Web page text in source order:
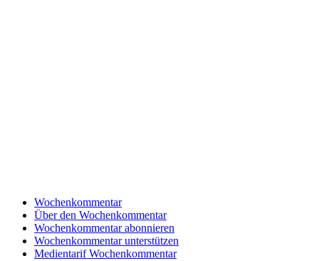
Wochenkommentar
Über den Wochenkommentar
Wochenkommentar abonnieren
Wochenkommentar unterstützen
Medientarif Wochenkommentar